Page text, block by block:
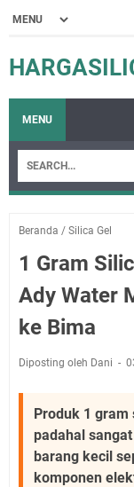
MENU
Beranda / Silica Gel
1 Gram
Ady Water
ke Bima
Diposting oleh Dani
Produk 1 gram
padahal
barang kecil
komponen